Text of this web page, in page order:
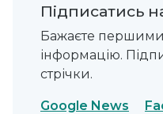
Підписатись
Бажаєте
інформацію.
стрічки.
Google News